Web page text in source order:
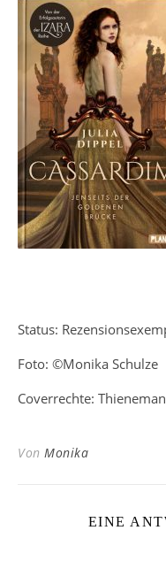
Status:
Foto: ©Monika Schulze
Coverrechte:
Von Monika
EINE